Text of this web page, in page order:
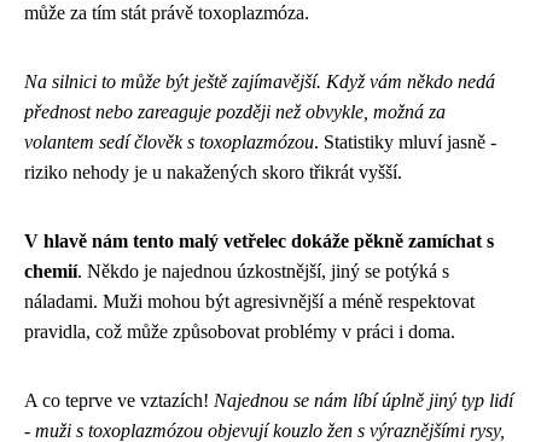
může za tím stát právě toxoplazmóza.
Na silnici to může být ještě zajímavější. Když vám někdo nedá
přednost nebo zareaguje později než obvykle, možná za
volantem sedí člověk s toxoplazmózou. Statistiky mluví jasně -
riziko nehody je u nakažených skoro třikrát vyšší.
V hlavě nám tento malý vetřelec dokáže pěkně zamíchat s
chemií. Někdo je najednou úzkostnější, jiný se potýká s
náladami. Muži mohou být agresivnější a méně respektovat
pravidla, což může způsobovat problémy v práci i doma.
A co teprve ve vztazích! Najednou se nám líbí úplně jiný typ lidí
- muži s toxoplazmózou objevují kouzlo žen s výraznějšími rysy,